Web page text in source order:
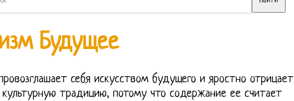
Будущее
себя искусством будущего и яростно отрицает
культурную традицию, потому что содержание ее считает